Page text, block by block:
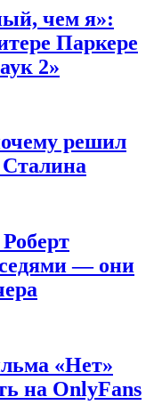
чем я»:
Паркере
2»
решил
— они
«Нет»
на OnlyFans